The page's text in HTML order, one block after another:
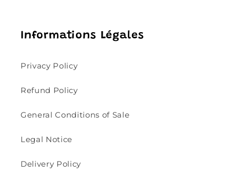
Informations Légales
Privacy Policy
Refund Policy
General Conditions of Sale
Legal Notice
Delivery Policy